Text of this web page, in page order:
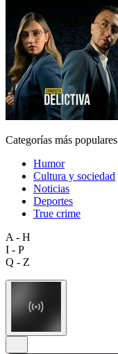
Categorías más populares
Humor
Cultura y sociedad
Noticias
Deportes
True crime
A - H
I - P
Q - Z